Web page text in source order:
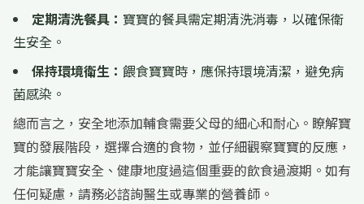
定期清洗餐具： 寶寶的餐具需定期清洗消毒，以確保衛
生安全。
保持環境衛生： 餵食寶寶時，應保持環境清潔，避免病
菌感染。
總而言之，安全地添加輔食需要父母的細心和耐心。瞭解寶
寶的發展階段，選擇合適的食物，並仔細觀察寶寶的反應，
才能讓寶寶安全、健康地度過這個重要的飲食過渡期。如有
任何疑慮，請務必諮詢醫生或專業的營養師。